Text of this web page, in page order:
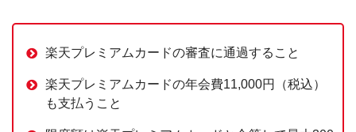
楽天プレミアムカードの審査に通過すること
楽天プレミアムカードの年会費11,000円（税込）
も支払うこと